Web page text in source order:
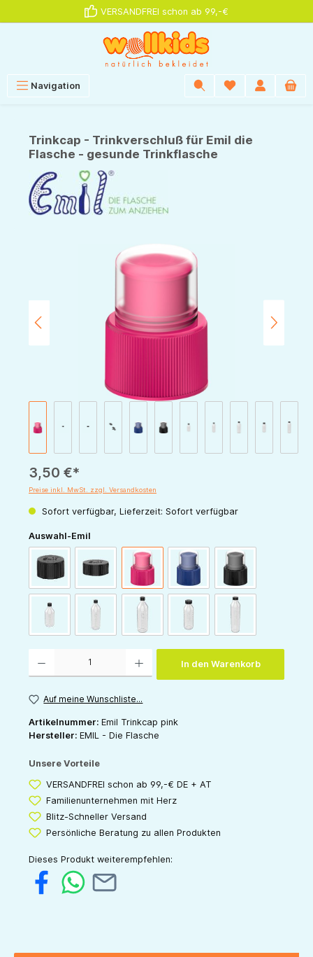
VERSANDFREI schon ab 99,-€
Navigation
Trinkcap - Trinkverschluß für Emil die
Flasche - gesunde Trinkflasche
Bildergalerie überspringen
3,50 €*
Preise inkl. MwSt. zzgl. Versandkosten
Sofort verfügbar, Lieferzeit: Sofort verfügbar
Auswahl-Emil
Ersatzverschluß - 28mm
Ersatzverschluß - Weithals - 34mm
Trinkcap pinkTrinkcap blauTrinkcap schwarz
Ersatzflasche 0,3l oval
Ersatzflasche 0,4l Ersatzflasche 0,4l Weithals
Ersatzflasche 0,
In den Warenkorb
Auf meine Wunschliste...
Artikelnummer: Emil Trinkcap pink
Hersteller: EMIL - Die Flasche
Unsere Vorteile
VERSANDFREI schon ab 99,-€ DE + AT
Familienunternehmen mit Herz
Blitz-Schneller Versand
Persönliche Beratung zu allen Produkten
Dieses Produkt weiterempfehlen: